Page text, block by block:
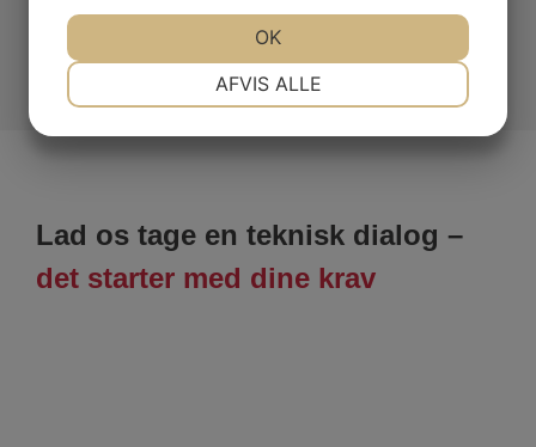
Design og fremstilling i samme hus
Lad os tage en teknisk dialog –
det starter med dine krav
AFVIS ALLE
OK